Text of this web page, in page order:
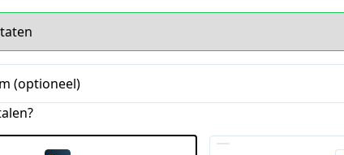
(optioneel)